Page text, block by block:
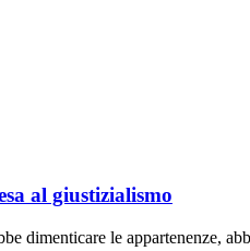
al giustizialismo
dimenticare le appartenenze,